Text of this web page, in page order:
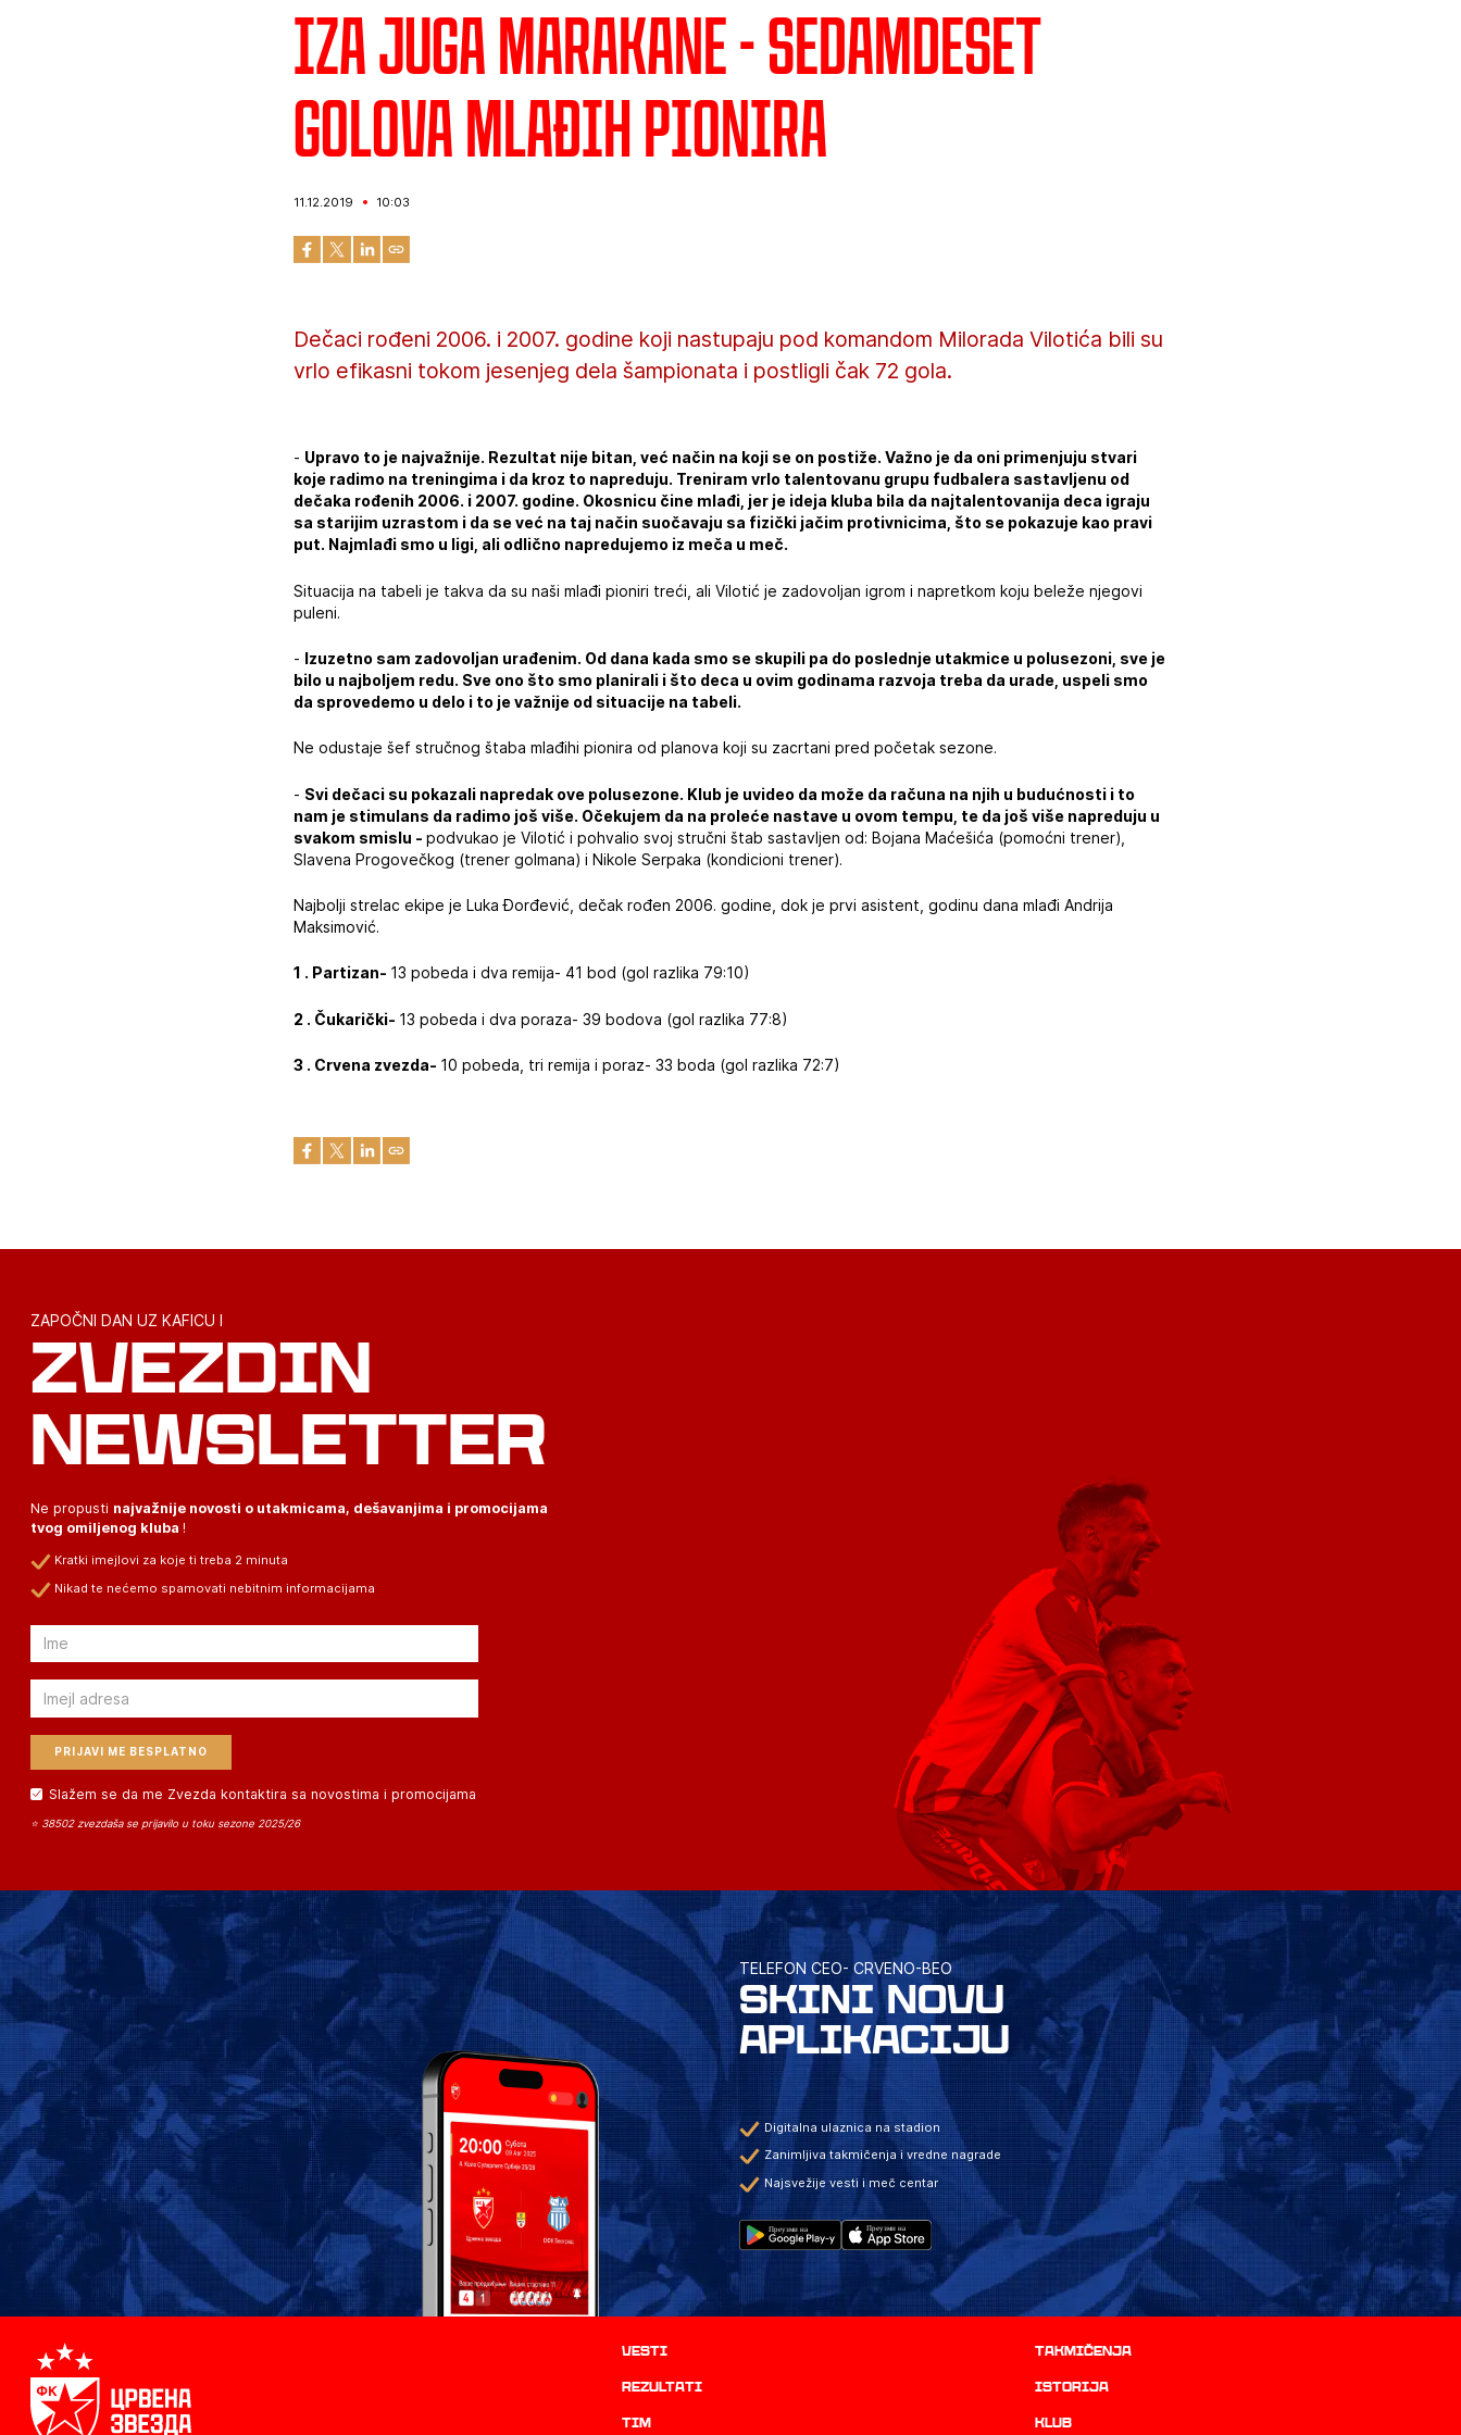
Iza juga Marakane - Sedamdeset
golova mlađih pionira
11.12.2019 10:03
Dečaci rođeni 2006. i 2007. godine koji nastupaju pod komandom Milorada Vilotića bili su
vrlo efikasni tokom jesenjeg dela šampionata i postligli čak 72 gola.
- Upravo to je najvažnije. Rezultat nije bitan, već način na koji se on postiže. Važno je da oni primenjuju stvari
koje radimo na treningima i da kroz to napreduju. Treniram vrlo talentovanu grupu fudbalera sastavljenu od
dečaka rođenih 2006. i 2007. godine. Okosnicu čine mlađi, jer je ideja kluba bila da najtalentovanija deca igraju
sa starijim uzrastom i da se već na taj način suočavaju sa fizički jačim protivnicima, što se pokazuje kao pravi
put. Najmlađi smo u ligi, ali odlično napredujemo iz meča u meč.
Situacija na tabeli je takva da su naši mlađi pioniri treći, ali Vilotić je zadovoljan igrom i napretkom koju beleže njegovi
puleni.
- Izuzetno sam zadovoljan urađenim. Od dana kada smo se skupili pa do poslednje utakmice u polusezoni, sve je
bilo u najboljem redu. Sve ono što smo planirali i što deca u ovim godinama razvoja treba da urade, uspeli smo
da sprovedemo u delo i to je važnije od situacije na tabeli.
Ne odustaje šef stručnog štaba mlađihi pionira od planova koji su zacrtani pred početak sezone.
- Svi dečaci su pokazali napredak ove polusezone. Klub je uvideo da može da računa na njih u budućnosti i to
nam je stimulans da radimo još više. Očekujem da na proleće nastave u ovom tempu, te da još više napreduju u
svakom smislu -podvukao je Vilotić i pohvalio svoj stručni štab sastavljen od: Bojana Maćešića (pomoćni trener),
Slavena Progovečkog (trener golmana) i Nikole Serpaka (kondicioni trener).
Najbolji strelac ekipe je Luka Đorđević, dečak rođen 2006. godine, dok je prvi asistent, godinu dana mlađi Andrija
Maksimović.
1 . Partizan- 13 pobeda i dva remija- 41 bod (gol razlika 79:10)
2 . Čukarički- 13 pobeda i dva poraza- 39 bodova (gol razlika 77:8)
3 . Crvena zvezda- 10 pobeda, tri remija i poraz- 33 boda (gol razlika 72:7)
ZAPOČNI DAN UZ KAFICU I
ZVEZDIN
NEWSLETTER
Ne propusti najvažnije novosti o utakmicama, dešavanjima i promocijama
tvog omiljenog kluba !
Kratki imejlovi za koje ti treba 2 minuta
Nikad te nećemo spamovati nebitnim informacijama
Email
Email
Slažem se da me Zvezda kontaktira sa novostima i promocijama
⭐ 38502 zvezdaša se prijavilo u toku sezone 2025/26
TELEFON CEO- CRVENO-BEO
SKINI NOVU
APLIKACIJU
Digitalna ulaznica na stadion
Zanimljiva takmičenja i vredne nagrade
Najsvežije vesti i meč centar
Vesti Takmičenja
rezultati istorija
TIM Klub